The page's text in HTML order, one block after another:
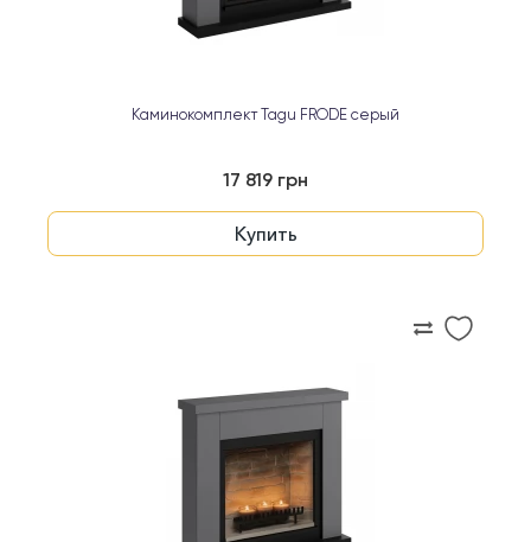
Каминокомплект Tagu FRODE серый
17 819 грн
Купить